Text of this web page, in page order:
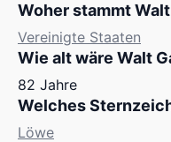
Woher stammt
Vereinigte Staaten
Wie alt wäre Walt
82 Jahre
Welches
Löwe